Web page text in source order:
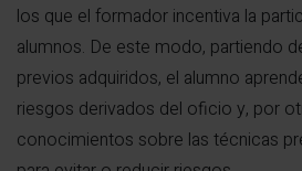
los que el formador incentiva la
alumnos. De este modo, partiendo
previos adquiridos, el alumno
riesgos derivados del oficio y, por
conocimientos sobre las técnicas